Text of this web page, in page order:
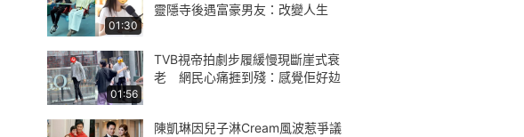
01:30
靈隱寺後遇富豪男友：改變人生
01:56
TVB視帝拍劇步履緩慢現斷崖式衰
老 網民心痛捱到殘：感覺佢好攰
陳凱琳因兒子淋Cream風波惹爭議